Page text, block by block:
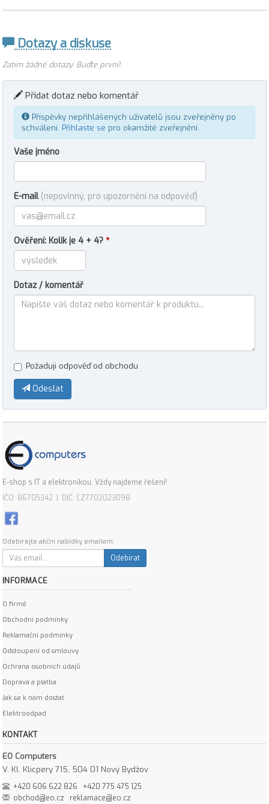
Dotazy a diskuse
Zatím žádné dotazy. Buďte první!
Přidat dotaz nebo komentář
Příspěvky nepřihlášených uživatelů jsou zveřejněny po
schválení. Přihlaste se pro okamžité zveřejnění.
Vaše jméno
E-mail (nepovinný, pro upozornění na odpověď)
Ověření: Kolik je 4 + 4? *
Dotaz / komentář
Požaduji odpověď od obchodu
Odeslat
E-shop s IT a elektronikou. Vždy najdeme řešení!
IČO: 86705342 | DIČ: CZ7702023098
Odebírejte akční nabídky emailem:
Odebírat
INFORMACE
O firmě
Obchodní podmínky
Reklamační podmínky
Odstoupení od smlouvy
Ochrana osobních údajů
Doprava a platba
Jak se k nám dostat
Elektroodpad
KONTAKT
EO Computers
V. Kl. Klicpery 715, 504 01 Nový Bydžov
+420 606 622 826
+420 775 475 125
obchod@eo.cz
reklamace@eo.cz